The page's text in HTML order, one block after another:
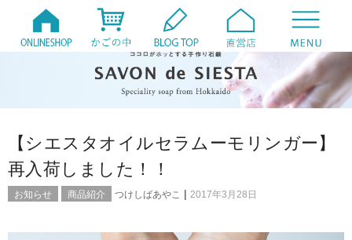
【シエスタオイルセラムーモリンガー】
再入荷しました！！
お知らせ 商品紹介 つけしばあやこ | 2017年3月28日